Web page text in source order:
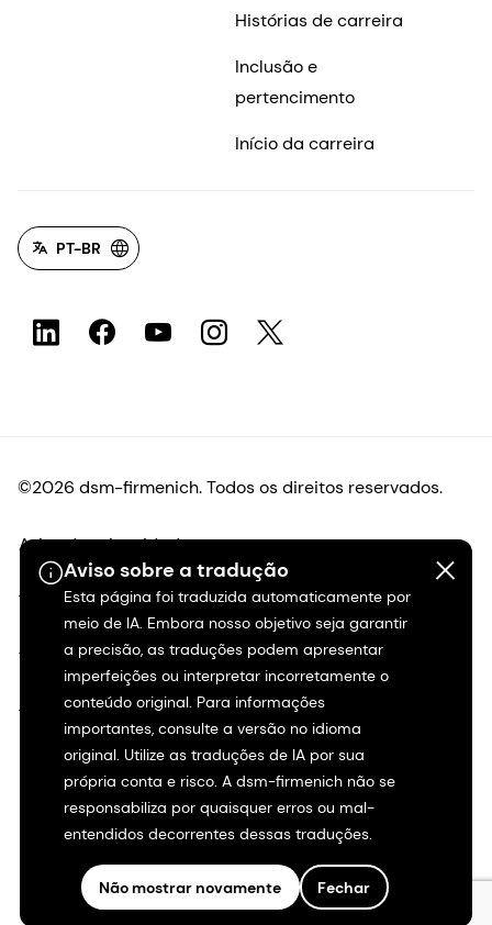
Aviso sobre a tradução
Esta página foi traduzida automaticamente por
meio de IA. Embora nosso objetivo seja garantir
a precisão, as traduções podem apresentar
imperfeições ou interpretar incorretamente o
conteúdo original. Para informações
importantes, consulte a versão no idioma
original. Utilize as traduções de IA por sua
própria conta e risco. A dsm-firmenich não se
responsabiliza por quaisquer erros ou mal-
entendidos decorrentes dessas traduções.
Não mostrar novamente Fechar
Histórias de carreira
Inclusão e
pertencimento
Início da carreira
PT-BR
©2026 dsm-firmenich. Todos os direitos reservados.
Aviso de privacidade
Termos de uso
Termos e condições
Transparência na Califórnia
Declaração de acessibilidade
Informações legais
Mapa do site